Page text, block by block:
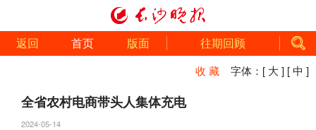
返回 首页 版面 往期回顾
收 藏 字体： [ 大 ] [ 中 ]
全省农村电商带头人集体充电
2024-05-14